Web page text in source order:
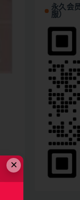
永久会
服）
×